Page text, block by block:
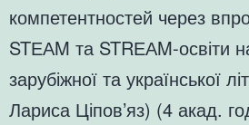
компетентностей через
STЕАM та STRЕАM-освіти
зарубіжної та української
Лариса Ціпов’яз) (4 акад.